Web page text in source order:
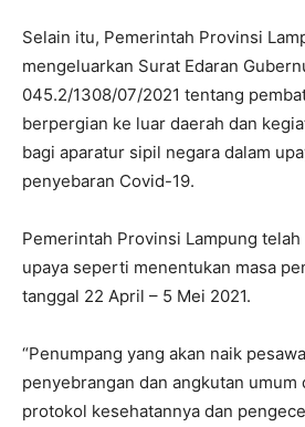
Selain itu, Pemerintah Provinsi
mengeluarkan Surat Edaran
045.2/1308/07/2021 tentang
berpergian ke luar daerah dan
bagi aparatur sipil negara dalam
penyebaran Covid-19.
Pemerintah Provinsi Lampung
upaya seperti menentukan masa
tanggal 22 April – 5 Mei 2021.
“Penumpang yang akan naik
penyebrangan dan angkutan
protokol kesehatannya dan